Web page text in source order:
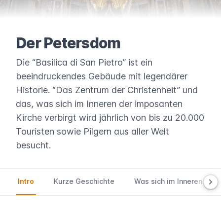
Der Petersdom
Die “Basilica di San Pietro” ist ein
beeindruckendes Gebäude mit legendärer
Historie. “Das Zentrum der Christenheit” und
das, was sich im Inneren der imposanten
Kirche verbirgt wird jährlich von bis zu 20.000
Touristen sowie Pilgern aus aller Welt
besucht.
Intro Kurze Geschichte Was sich im Inneren